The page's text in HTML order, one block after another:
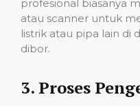
profesional biasanya
atau scanner untuk
listrik atau pipa lain di
dibor.
3. Proses